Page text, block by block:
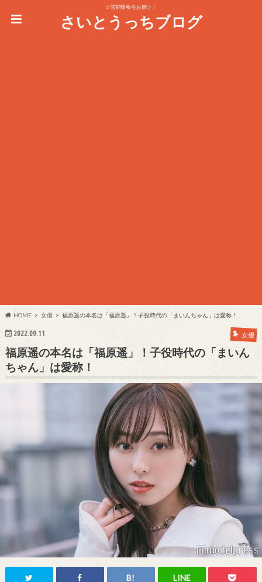
☆芸能情報をお届け！
さいとうっちブログ
HOME 女優 福原遥の本名は「福原遥」！子役時代の「まいんちゃん」は愛称！
2022.09.11 女優
福原遥の本名は「福原遥」！子役時代の「まいん
ちゃん」は愛称！